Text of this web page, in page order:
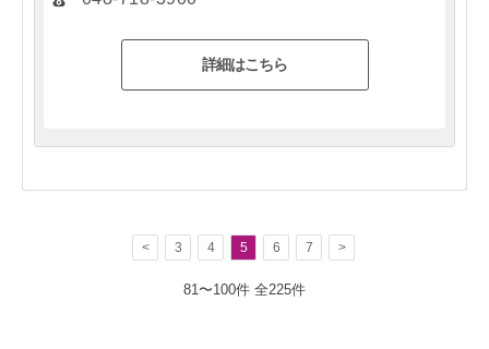
詳細はこちら
< 3 4 5 6 7 >
81〜100件 全225件